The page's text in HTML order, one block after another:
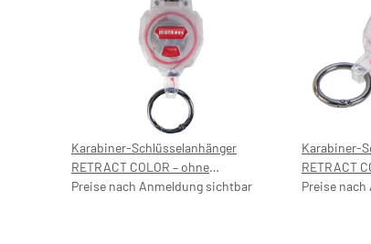
Karabiner-Schlüsselanhänger
RETRACT COLOR – ohne
Preisaufdruck
Preise nach Anmeldung sichtbar
Karabiner-
RETRACT
Preise